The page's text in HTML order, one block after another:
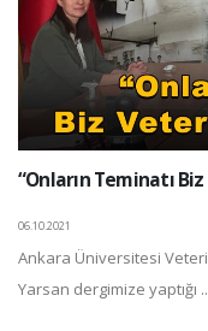
“Onların Teminatı
06.10.2021
Ankara Üniversitesi
Yarsan dergimize yaptığı